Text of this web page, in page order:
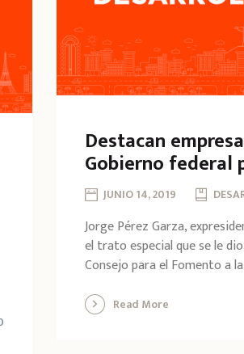
Destacan
Gobierno federal
JUNIO 14, 2019
Jorge Pérez Garza,
el trato especial que se le
Consejo para el Fomento a
Read More